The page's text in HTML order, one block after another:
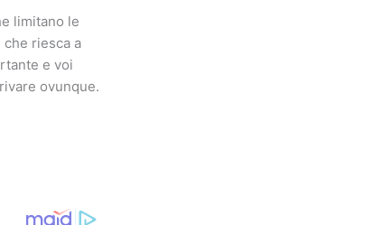
limitano le
riesca a
e voi
ovunque.